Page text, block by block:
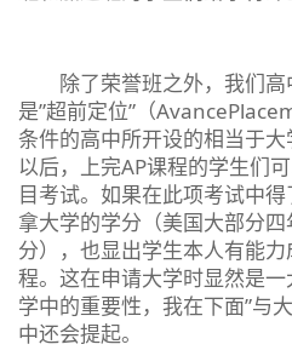
除了荣誉班之外，我们高
是”超前定位”（
条件的高中所开设的相当于
以后，上完AP课程的学生们
目考试。如果在此项考试中
拿大学的学分（美国大部分
分），也显出学生本人有能
程。这在申请大学时显然是
学中的重要性，我在下面”与
中还会提起。